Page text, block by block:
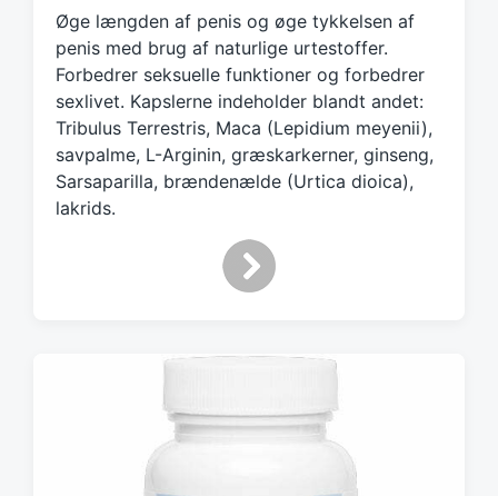
g
d
w
i
t
h
Øge længden af penis og øge tykkelsen af
penis med brug af naturlige urtestoffer.
Forbedrer seksuelle funktioner og forbedrer
sexlivet. Kapslerne indeholder blandt andet:
Tribulus Terrestris, Maca (Lepidium meyenii),
savpalme, L-Arginin, græskarkerner, ginseng,
Sarsaparilla, brændenælde (Urtica dioica),
lakrids.